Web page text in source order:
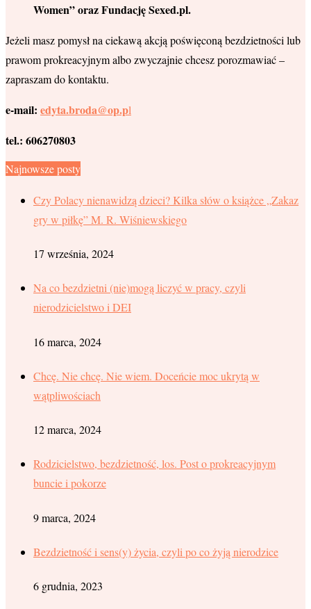
Women” oraz Fundację Sexed.pl.
Jeżeli masz pomysł na ciekawą akcją poświęconą bezdzietności lub
prawom prokreacyjnym albo zwyczajnie chcesz porozmawiać –
zapraszam do kontaktu.
e-mail: edyta.broda@op.pl
tel.: 606270803
Najnowsze posty
Czy Polacy nienawidzą dzieci? Kilka słów o książce „Zakaz
gry w piłkę” M. R. Wiśniewskiego
17 września, 2024
Na co bezdzietni (nie)mogą liczyć w pracy, czyli
nierodzicielstwo i DEI
16 marca, 2024
Chcę. Nie chcę. Nie wiem. Doceńcie moc ukrytą w
wątpliwościach
12 marca, 2024
Rodzicielstwo, bezdzietność, los. Post o prokreacyjnym
buncie i pokorze
9 marca, 2024
Bezdzietność i sens(y) życia, czyli po co żyją nierodzice
6 grudnia, 2023